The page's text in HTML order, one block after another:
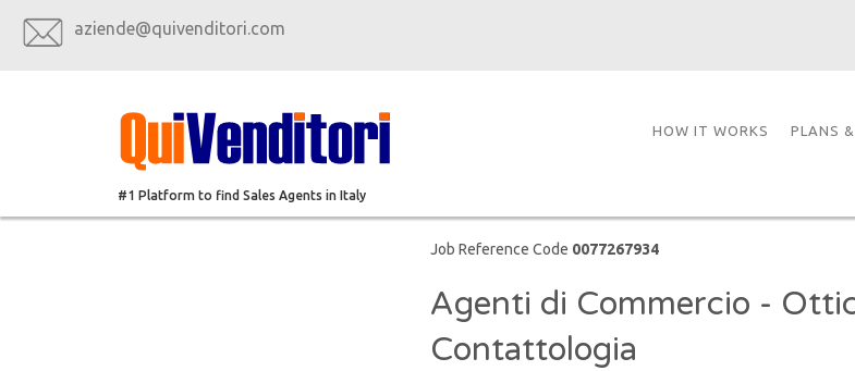
aziende@quivenditori.com
#1 Platform to find Sales Agents in Italy
HOW IT WORKS PLANS
Job Reference Code 0077267934
Agenti di Commercio -
Contattologia